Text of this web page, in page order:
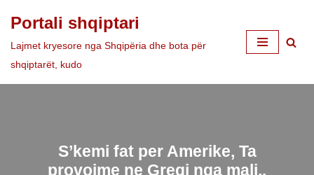
Skip
to
Portali shqiptari
Lajmet kryesore nga Shqipëria dhe bota për
shqiptarët, kudo
S’kemi fat per Amerike, Ta
provojme ne Greqi nga mali..